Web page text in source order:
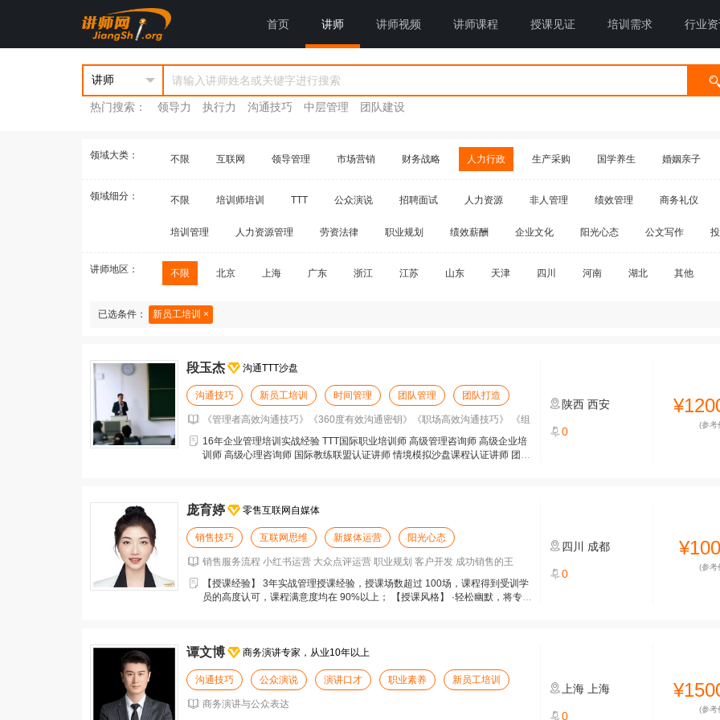
首页 讲师 讲师视频 讲师课程 授课见证 培训需求 行业
热门搜索： 领导力 执行力 沟通技巧 中层管理 团队建设
领域大类： 不限 互联网 领导管理 市场营销 财务战略 人力行政 生产采购 国学养生 婚姻亲子
领域细分： 不限 培训师培训 TTT 公众演说 招聘面试 人力资源 非人管理 绩效管理 商务礼仪
培训管理 人力资源管理 劳资法律 职业规划 绩效薪酬 企业文化 阳光心态 公文写作
讲师地区： 不限 北京 上海 广东 浙江 江苏 山东 天津 四川 河南 湖北 其他
已选条件： 新员工培训 ×
段玉杰 沟通TTT沙盘
沟通技巧 新员工培训 时间管理 团队管理 团队打造
《管理者高效沟通技巧》《360度有效沟通密钥》《职场高效沟通技巧》 《组
16年企业管理培训实战经验 TTT国际职业培训师 高级管理咨询师 高级企业培
训师 高级心理咨询师 国际教练联盟认证讲师 情境模拟沙盘课程认证讲师 团队
陕西 西安
0
(参考
庞育婷 零售互联网自媒体
销售技巧 互联网思维 新媒体运营 阳光心态
新员工培训
销售服务流程 小红书运营 大众点评运营 职业规划 客户开发 成功销售的王
【授课经验】 3年实战管理授课经验，授课场数超过 100场，课程得到受训学
员的高度认可，课程满意度均在 90%以上； 【授课风格】 ·轻松幽默，将专业
四川 成都
0
(参考
谭文博 商务演讲专家，从业10年以上
沟通技巧 公众演说 演讲口才 职业素养 新员工培训
商务演讲与公众表达
上海 上海
0
(参考